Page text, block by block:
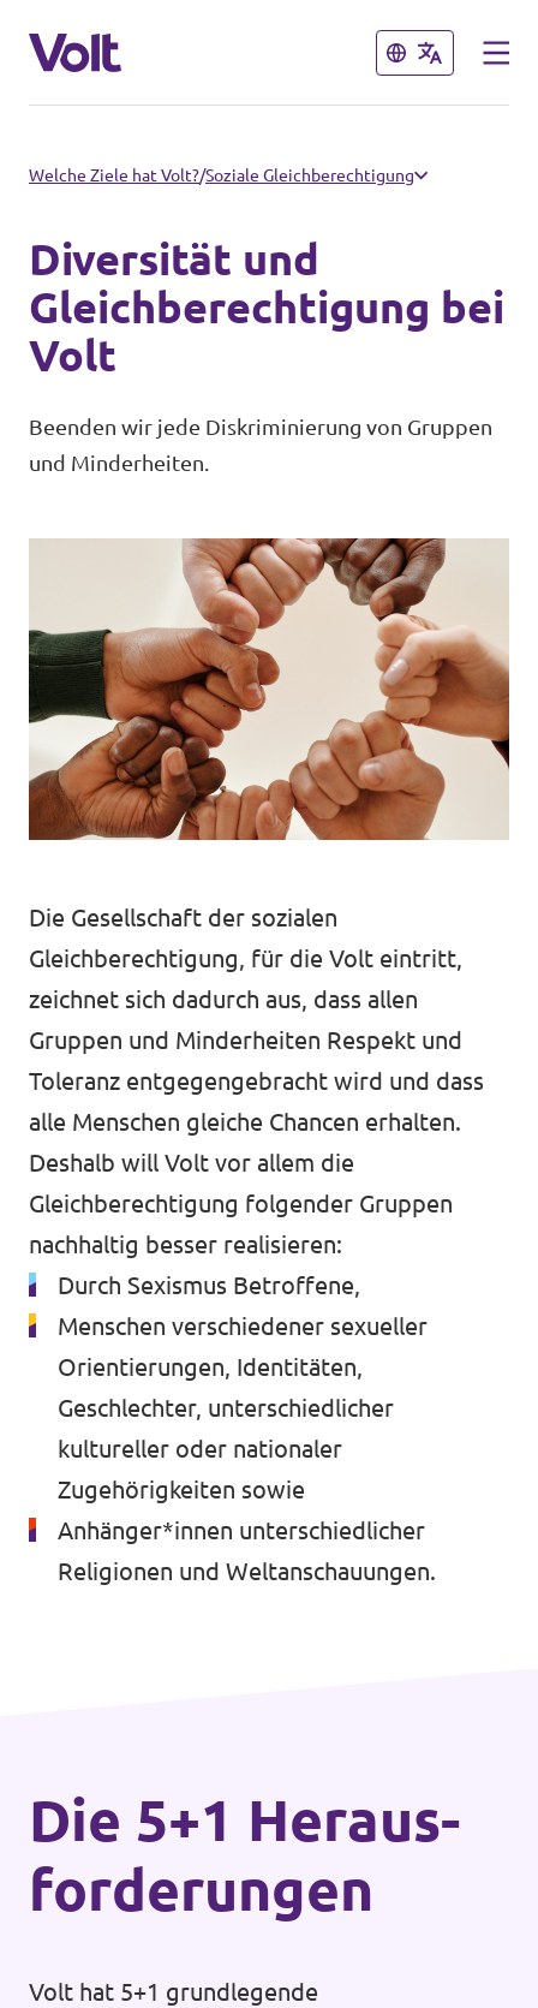
Schließen
Volt in Thüringen
Lokale Teams
Volt in Deutschland
Volt in deinem Bundesland
Schließen
Programm
Über Volt
Menschen
Unsere Events
Mache bei uns mit!
Deine Spende für Volt!
Jobs bei Volt
Datenschutz
Impressum
Welche Ziele hat Volt?/Soziale Gleichberechtigung
Diversität und
Gleichberechtigung bei
Volt
Beenden wir jede Diskriminierung von Gruppen
und Minderheiten.
Die Gesellschaft der sozialen
Gleichberechtigung, für die Volt eintritt,
zeichnet sich dadurch aus, dass allen
Gruppen und Minderheiten Respekt und
Toleranz entgegengebracht wird und dass
alle Menschen gleiche Chancen erhalten.
Deshalb will Volt vor allem die
Gleichberechtigung folgender Gruppen
nachhaltig besser realisieren:
Durch Sexismus Betroffene,
Menschen verschiedener sexueller
Orientierungen, Identitäten,
Geschlechter, unterschiedlicher
kultureller oder nationaler
Zugehörigkeiten sowie
Anhänger*innen unterschiedlicher
Religionen und Weltanschauungen.
Die 5+1 Heraus­
forderungen
Volt hat 5+1 grundlegende